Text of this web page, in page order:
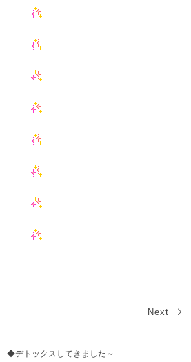
Next
◆デトックスしてきました～